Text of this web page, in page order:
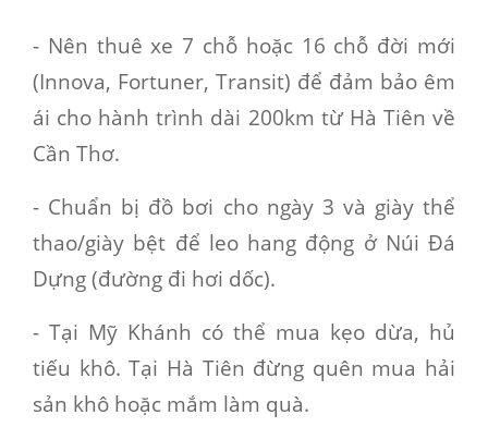
- Nên thuê xe 7 chỗ hoặc 16 chỗ đời mới
(Innova, Fortuner, Transit) để đảm bảo êm
ái cho hành trình dài 200km từ Hà Tiên về
Cần Thơ.
- Chuẩn bị đồ bơi cho ngày 3 và giày thể
thao/giày bệt để leo hang động ở Núi Đá
Dựng (đường đi hơi dốc).
- Tại Mỹ Khánh có thể mua kẹo dừa, hủ
tiếu khô. Tại Hà Tiên đừng quên mua hải
sản khô hoặc mắm làm quà.